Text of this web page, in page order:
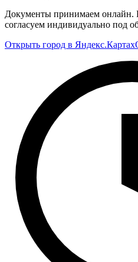
Документы принимаем онлайн.
согласуем индивидуально под
Открыть город в Яндекс.Картах